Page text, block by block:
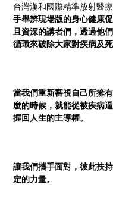
台灣漢和國際精準放射醫
手舉辨現場版的身心健康
且資深的講者們，透過他
循環來破除大家對疾病及死
當我們重新審視自己所擁
麼的時候，就能從被疾病
握回人生的主導權。
讓我們攜手面對，彼此扶
定的力量。